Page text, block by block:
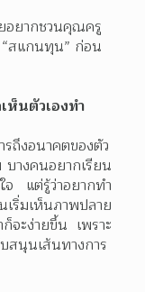
อยากชวนคุณครู
สแกนทุน” ก่อน
ห็นตัวเองทำ
ถึงอนาคตของตัว
บางคนอยากเรียน
แต่รู้ว่าอยากทำ
ริ่มเห็นภาพปลาย
จะง่ายขึ้น เพราะ
สนุนเส้นทางการ